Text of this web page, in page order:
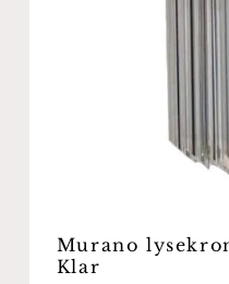
Murano
Klar